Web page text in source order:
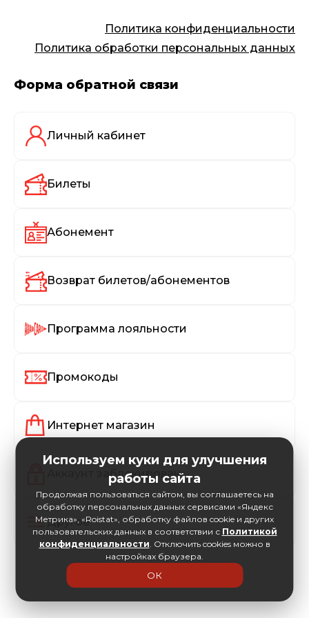
Политика конфиденциальности
Политика обработки персональных данных
Форма обратной связи
Личный кабинет
Билеты
Абонемент
Возврат билетов/абонементов
Программа лояльности
Промокоды
Интернет магазин
Аккаунт заблокирован
Другое
Используем куки для улучшения
работы сайта
Продолжая пользоваться сайтом, вы соглашаетесь на
обработку персональных данных сервисами «Яндекс
Метрика», «Roistat», обработку файлов cookie и других
пользовательских данных в соответствии с Политикой
конфиденциальности. Отключить cookies можно в
настройках браузера.
ОК